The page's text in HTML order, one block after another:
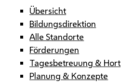
Übersicht
Bildungsdirektion
Alle Standorte
Förderungen
Tagesbetreuung & Hort
Planung & Konzepte